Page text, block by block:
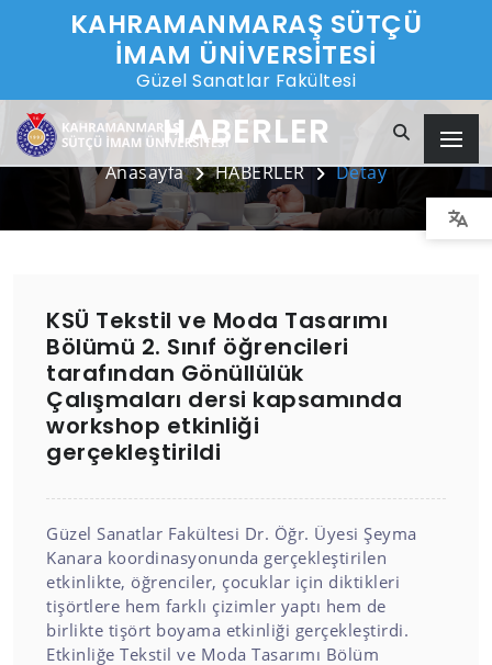
KAHRAMANMARAŞ SÜTÇÜ
İMAM ÜNİVERSİTESİ
Güzel Sanatlar Fakültesi
HABERLER
Anasayfa HABERLER Detay
KSÜ Tekstil ve Moda Tasarımı
Bölümü 2. Sınıf öğrencileri
tarafından Gönüllülük
Çalışmaları dersi kapsamında
workshop etkinliği
gerçekleştirildi
Güzel Sanatlar Fakültesi Dr. Öğr. Üyesi Şeyma
Kanara koordinasyonunda gerçekleştirilen
etkinlikte, öğrenciler, çocuklar için diktikleri
tişörtlere hem farklı çizimler yaptı hem de
birlikte tişört boyama etkinliği gerçekleştirdi.
Etkinliğe Tekstil ve Moda Tasarımı Bölüm